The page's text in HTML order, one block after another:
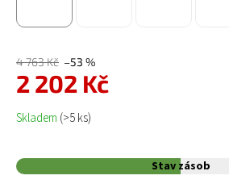
4 763 Kč –53 %
2 202 Kč
Měrná cena:
Skladem (>5 ks)
Stav zásob